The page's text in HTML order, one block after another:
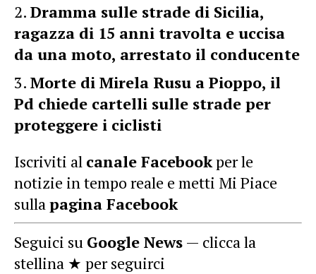
Dramma sulle strade di Sicilia,
ragazza di 15 anni travolta e uccisa
da una moto, arrestato il conducente
Morte di Mirela Rusu a Pioppo, il
Pd chiede cartelli sulle strade per
proteggere i ciclisti
Iscriviti al canale Facebookper le
notizie in tempo reale e metti Mi Piace
sullapagina Facebook
Seguici su Google News — clicca la
stellina ★ per seguirci